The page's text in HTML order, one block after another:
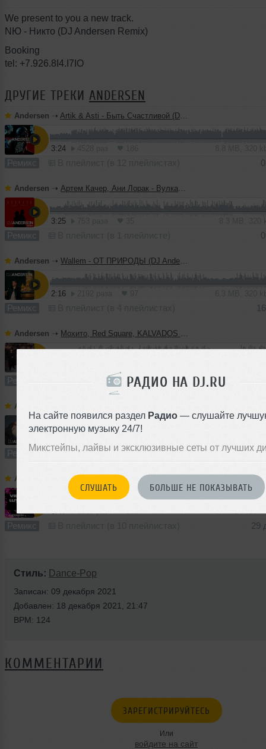
РАДИО НА DJ.RU
На сайте появился раздел Радио — слушайте
электронную музыку 24/7!
Микстейпы, лайвы и эксклюзивные сеты от лучших
СЛУШАТЬ БОЛЬШЕ НЕ ПОКАЗЫВАТЬ
We present to you a new track.
NЮ - Никто (DJ Andersen Remix)
Booking
tel: +7.926.8I4.I7IO
ДРУГИЕ ТРЕКИ ANDERSEN
Andersen ➝ Artik & Asti - Быть Счастливой (DJ Andersen Remix)
3:24
Ремикс
Andersen ➝ Артем Качер, Ани Лорак - Вулканы (DJ Andersen Remix)
3:25
Ремикс
Andersen ➝ Wallem - ОТ ПРИРОДЫ (DJ Andersen Remix)
2:16
Ремикс
Andersen ➝ Мохито, Red Square, KALVADOS - Долгая зима (DJ Andersen Remix)
Ремикс В плейлист (в 1 плейлисте)
Andersen
Ремикс В плейлист (в 3 плейлистах) 29
Andersen Михаил Шуфутинский feat Artik & Asti - Зима холода (DJ Andersen Remix)
3:47 1819 раз 168 8.7 MB, 320
Ремикс 29
Стиль: Dance-Pop
Записан: 09 декабря 2021
Добавлен: 18 декабря 2021, 21:47
BPM: 124
КОММЕНТАРИИ
ЗАРЕГИСТРИРУЙТЕСЬ
Или
войдите на сайт